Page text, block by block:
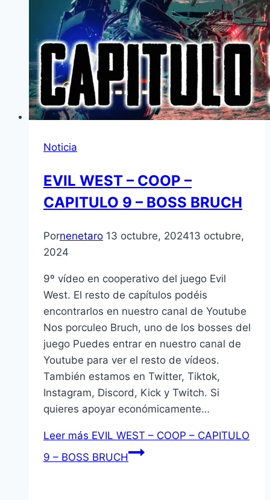
Noticia
EVIL WEST – COOP –
CAPITULO 9 – BOSS BRUCH
Pornenetaro 13 octubre, 202413 octubre,
2024
9º vídeo en cooperativo del juego Evil
West. El resto de capítulos podéis
encontrarlos en nuestro canal de Youtube
Nos porculeo Bruch, uno de los bosses del
juego Puedes entrar en nuestro canal de
Youtube para ver el resto de vídeos.
También estamos en Twitter, Tiktok,
Instagram, Discord, Kick y Twitch. Si
quieres apoyar económicamente…
Leer más EVIL WEST – COOP – CAPITULO
9 – BOSS BRUCH